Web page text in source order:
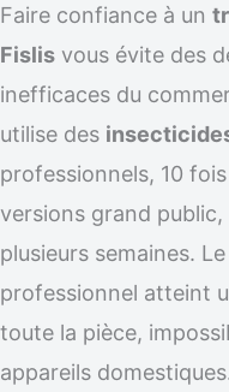
Faire confiance à un
Fislis vous évite des
inefficaces du
utilise des
professionnels, 10
versions grand
plusieurs semaines. Le
professionnel atteint
toute la pièce,
appareils